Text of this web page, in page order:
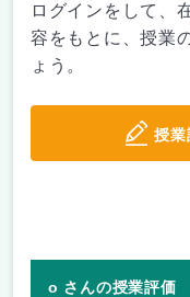
ログインをして、
容をもとに、授業
ょう。
授業
o さんの授業評価